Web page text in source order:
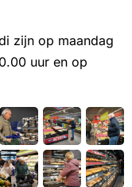
zijn op maandag
uur en op